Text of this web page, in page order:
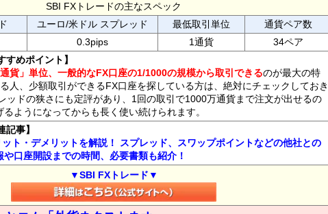
SBI FXトレードの主なスペック
ユーロ/米ドル スプレッド 最低取引単位
通貨ペア数
0.3pips 1通貨
34ペア
すめポイント】
通貨」単位、一般的なFX口座の1/1000の規模から取引できるのが最大の特
人、少額取引ができるFX口座を探している方は、絶対にチェックしておき
ッドの狭さにも定評があり、1回の取引で1000万通貨まで注文が出せるの
ようになってからも長く使い続けられます。
記事】
ト・デメリットを解説！ スプレッド、スワップポイントなどの他社との
や口座開設までの時間、必要書類も紹介！
▼SBI FXトレード▼